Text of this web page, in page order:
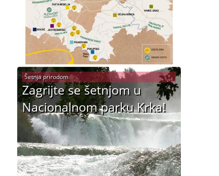
Zagrijte se šetnjom u
Nacionalnom parku Krka!
Šetnja prirodom